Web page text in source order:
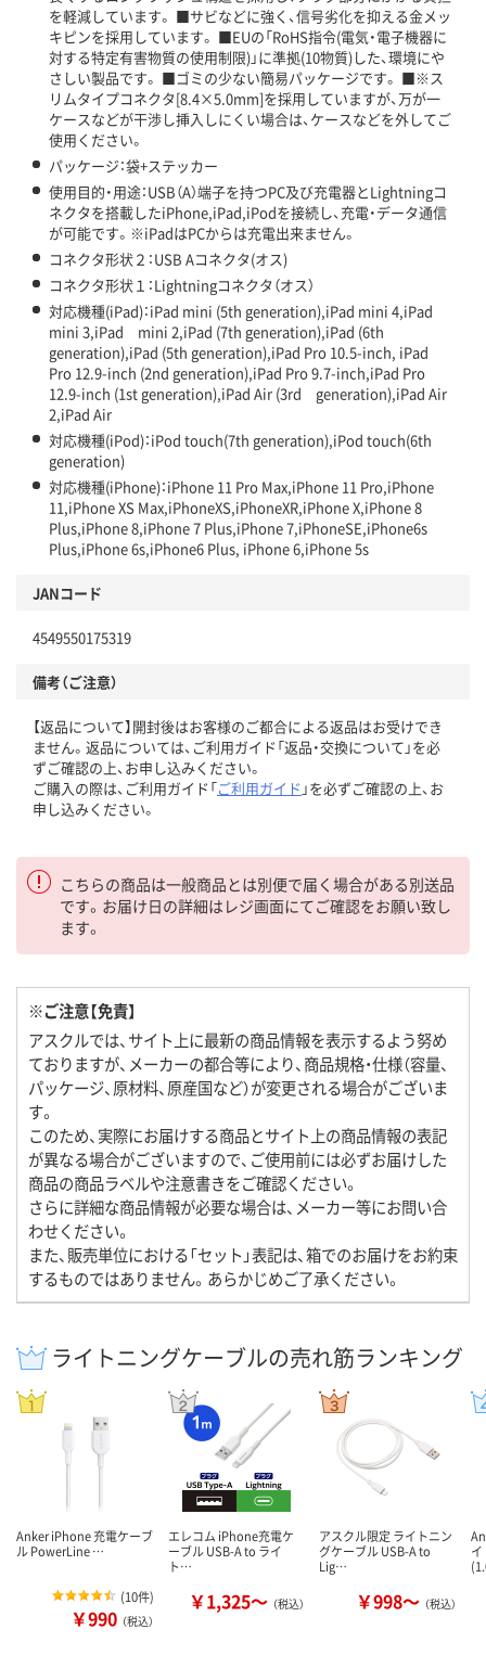
を軽減しています。 ■サビなどに強く、信号劣化を抑える金メッ
キピンを採用しています。 ■EUの「RoHS指令(電気・電子機器に
対する特定有害物質の使用制限)」に準拠(10物質)した、環境にや
さしい製品です。 ■ゴミの少ない簡易パッケージです。 ■※ス
リムタイプコネクタ[8.4×5.0mm]を採用していますが、万が一
ケースなどが干渉し挿入しにくい場合は、ケースなどを外してご
使用ください。
パッケージ：袋+ステッカー
使用目的・用途：USB（A）端子を持つPC及び充電器とLightningコ
ネクタを搭載したiPhone,iPad,iPodを接続し、充電・データ通信
が可能です。※iPadはPCからは充電出来ません。
コネクタ形状２：USB Aコネクタ(オス)
コネクタ形状１：Lightningコネクタ（オス）
対応機種(iPad)：iPad mini (5th generation),iPad mini 4,iPad
mini 3,iPad mini 2,iPad (7th generation),iPad (6th
generation),iPad (5th generation),iPad Pro 10.5-inch, iPad
Pro 12.9-inch (2nd generation),iPad Pro 9.7-inch,iPad Pro
12.9-inch (1st generation),iPad Air (3rd generation),iPad Air
2,iPad Air
対応機種(iPod)：iPod touch(7th generation),iPod touch(6th
generation)
対応機種(iPhone)：iPhone 11 Pro Max,iPhone 11 Pro,iPhone
11,iPhone XS Max,iPhoneXS,iPhoneXR,iPhone X,iPhone 8
Plus,iPhone 8,iPhone 7 Plus,iPhone 7,iPhoneSE,iPhone6s
Plus,iPhone 6s,iPhone6 Plus, iPhone 6,iPhone 5s
JANコード
4549550175319
備考（ご注意）
【返品について】開封後はお客様のご都合による返品はお受けでき
ません。返品については、ご利用ガイド「返品・交換について」を必
ずご確認の上、お申し込みください。
ご購入の際は、ご利用ガイド「ご利用ガイド 」を必ずご確認の上、お
申し込みください。
こちらの商品は一般商品とは別便で届く場合がある別送品
です。お届け日の詳細はレジ画面にてご確認をお願い致し
ます。
※ご注意【免責】
アスクルでは、サイト上に最新の商品情報を表示するよう努め
ておりますが、メーカーの都合等により、商品規格・仕様（容量、
パッケージ、原材料、原産国など）が変更される場合がございま
す。
このため、実際にお届けする商品とサイト上の商品情報の表記
が異なる場合がございますので、ご使用前には必ずお届けした
商品の商品ラベルや注意書きをご確認ください。
さらに詳細な商品情報が必要な場合は、メーカー等にお問い合
わせください。
また、販売単位における「セット」表記は、箱でのお届けをお約束
するものではありません。あらかじめご了承ください。
ライトニングケーブルの売れ筋ランキング
Anker iPhone 充電ケーブ
ル PowerLine …
(10件)
￥990 （税込）
エレコム iPhone充電ケ
ーブル USB-A to ライ
ト…
￥1,325～ （税込）
アスクル限定 ライトニン
グケーブル USB-A to
Lig…
￥998～ （税込）